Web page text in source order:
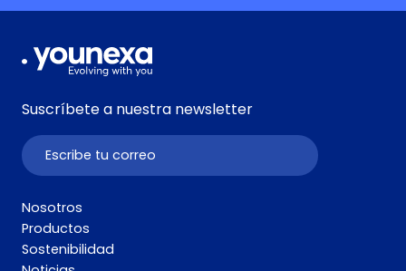
Suscríbete a nuestra newsletter
Nosotros
Productos
Sostenibilidad